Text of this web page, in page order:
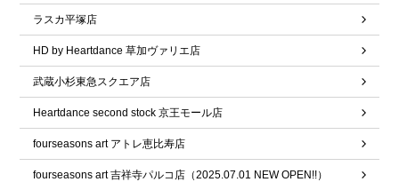
ラスカ平塚店
HD by Heartdance 草加ヴァリエ店
武蔵小杉東急スクエア店
Heartdance second stock 京王モール店
fourseasons art アトレ恵比寿店
fourseasons art 吉祥寺パルコ店（2025.07.01 NEW OPEN!!）